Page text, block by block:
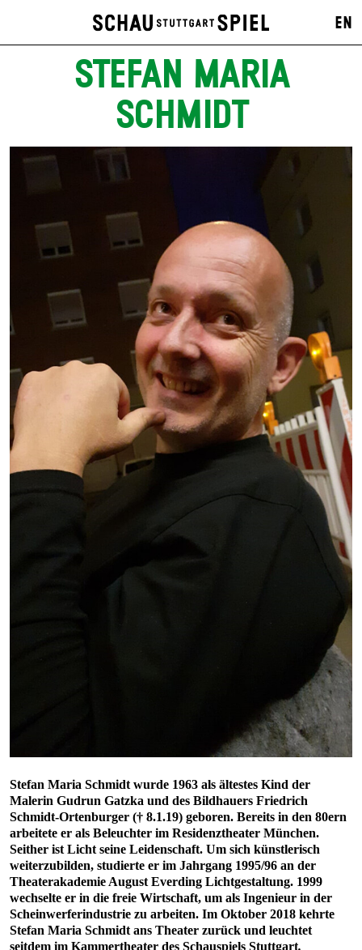
EN
STEFAN MARIA
SCHMIDT
Stefan Maria Schmidt wurde 1963 als ältestes Kind der
Malerin Gudrun Gatzka und des Bildhauers Friedrich
Schmidt-Ortenburger († 8.1.19) geboren. Bereits in den 80ern
arbeitete er als Beleuchter im Residenztheater München.
Seither ist Licht seine Leidenschaft. Um sich künstlerisch
weiterzubilden, studierte er im Jahrgang 1995/96 an der
Theaterakademie August Everding Lichtgestaltung. 1999
wechselte er in die freie Wirtschaft, um als Ingenieur in der
Scheinwerferindustrie zu arbeiten. Im Oktober 2018 kehrte
Stefan Maria Schmidt ans Theater zurück und leuchtet
seitdem im Kammertheater des Schauspiels Stuttgart.